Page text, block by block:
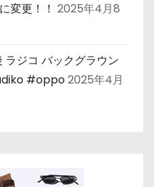
変更！！ 2025年4月8
ジコ バックグラウン
#oppo2025年4月